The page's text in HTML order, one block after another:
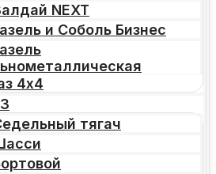
NEXT
и Соболь Бизнес
4х4
тягач